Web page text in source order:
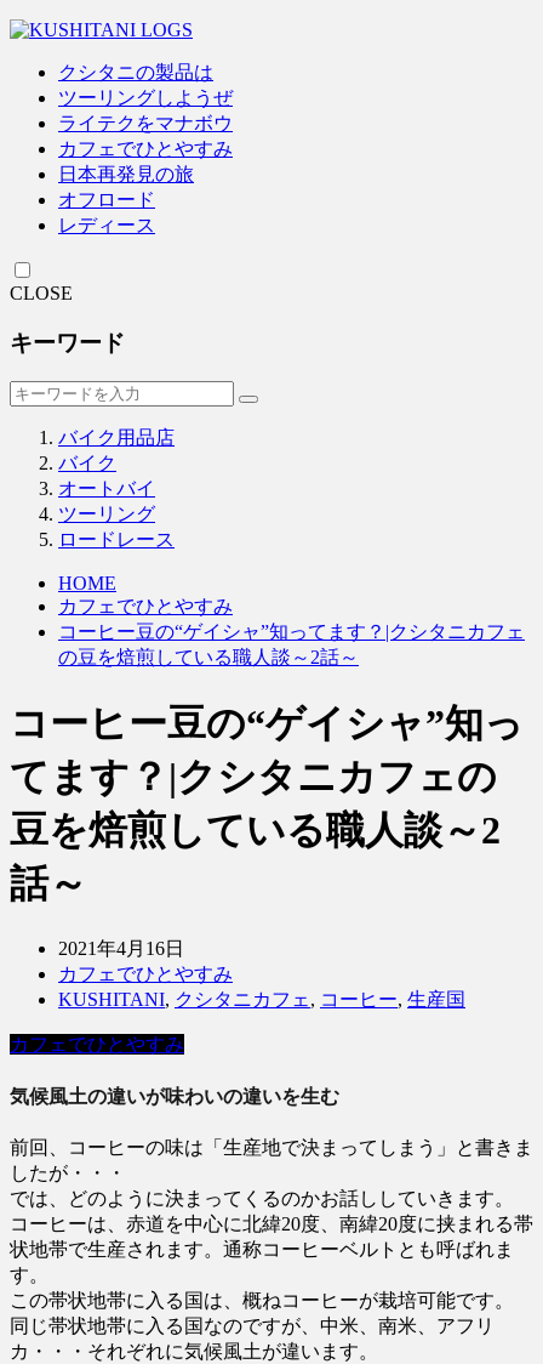
クシタニの製品は
ツーリングしようぜ
ライテクをマナボウ
カフェでひとやすみ
日本再発見の旅
オフロード
レディース
CLOSE
キーワード
バイク用品店
バイク
オートバイ
ツーリング
ロードレース
HOME
カフェでひとやすみ
コーヒー豆の“ゲイシャ”知ってます？|クシタニカフェ
の豆を焙煎している職人談～2話～
コーヒー豆の“ゲイシャ”知っ
てます？|クシタニカフェの
豆を焙煎している職人談～2
話～
2021年4月16日
カフェでひとやすみ
KUSHITANI, クシタニカフェ , コーヒー, 生産国
カフェでひとやすみ
気候風土の違いが味わいの違いを生む
前回、コーヒーの味は「生産地で決まってしまう」と書きま
したが・・・
では、どのように決まってくるのかお話ししていきます。
コーヒーは、赤道を中心に北緯20度、南緯20度に挟まれる帯
状地帯で生産されます。通称コーヒーベルトとも呼ばれま
す。
この帯状地帯に入る国は、概ねコーヒーが栽培可能です。
同じ帯状地帯に入る国なのですが、中米、南米、アフリ
カ・・・それぞれに気候風土が違います。